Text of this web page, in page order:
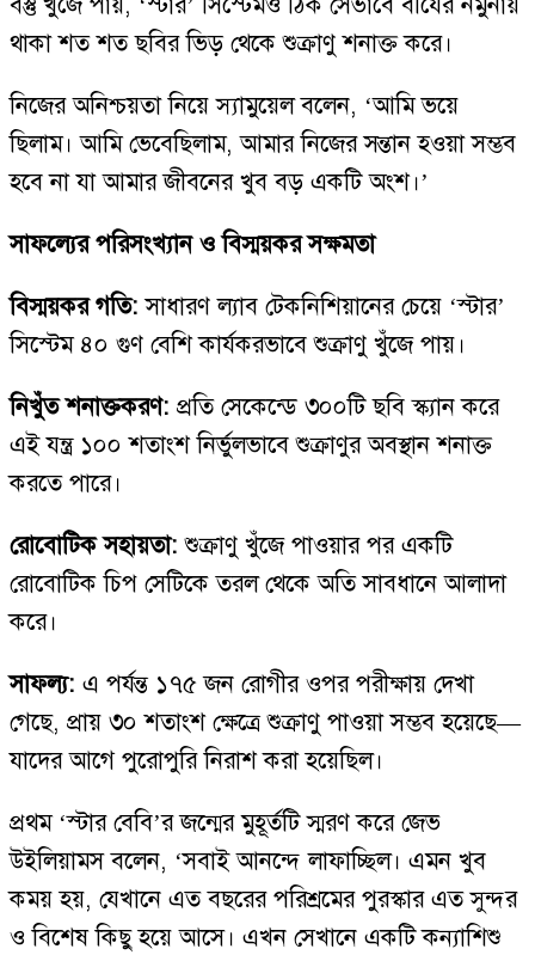
থাকা শত শত ছবির ভিড় থেকে শুক্রাণু শনাক্ত করে।
নিজের অনিশ্চয়তা নিয়ে স্যামুয়েল বলেন, ‘আমি ভয়ে
ছিলাম। আমি ভেবেছিলাম, আমার নিজের সন্তান হওয়া সম্ভব
হবে না যা আমার জীবনের খুব বড় একটি অংশ।’
সাফল্যের পরিসংখ্যান ও বিস্ময়কর সক্ষমতা
বিস্ময়কর গতি:সাধারণ ল্যাব টেকনিশিয়ানের চেয়ে ‘স্টার’
সিস্টেম ৪০ গুণ বেশি কার্যকরভাবে শুক্রাণু খুঁজে পায়।
নিখুঁত শনাক্তকরণ: প্রতি সেকেন্ডে ৩০০টি ছবি স্ক্যান করে
এই যন্ত্র ১০০ শতাংশ নির্ভুলভাবে শুক্রাণুর অবস্থান শনাক্ত
করতে পারে।
রোবোটিক সহায়তা: শুক্রাণু খুঁজে পাওয়ার পর একটি
রোবোটিক চিপ সেটিকে তরল থেকে অতি সাবধানে আলাদা
করে।
সাফল্য: এ পর্যন্ত ১৭৫ জন রোগীর ওপর পরীক্ষায় দেখা
গেছে, প্রায় ৩০ শতাংশ ক্ষেত্রে শুক্রাণু পাওয়া সম্ভব হয়েছে—
যাদের আগে পুরোপুরি নিরাশ করা হয়েছিল।
প্রথম ‘স্টার বেবি’র জন্মের মুহূর্তটি স্মরণ করে জেভ
উইলিয়ামস বলেন, ‘সবাই আনন্দে লাফাচ্ছিল। এমন খুব
কময় হয়, যেখানে এত বছরের পরিশ্রমের পুরস্কার এত সুন্দর
ও বিশেষ কিছু হয়ে আসে। এখন সেখানে একটি কন্যাশিশু